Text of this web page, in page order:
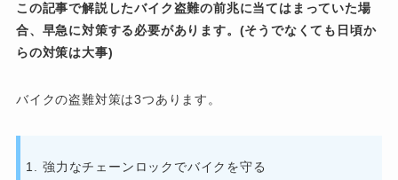
この記事で解説したバイク盗難の前兆に当てはまっていた場
合、早急に対策する必要があります。(そうでなくても日頃か
らの対策は大事)
バイクの盗難対策は3つあります。
強力なチェーンロックでバイクを守る